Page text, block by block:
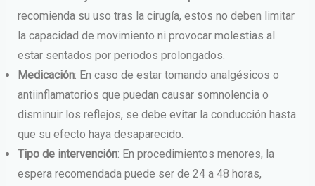
recomienda su uso tras la cirugía, estos no deben limitar
la capacidad de movimiento ni provocar molestias al
estar sentados por periodos prolongados.
Medicación: En caso de estar tomando analgésicos o
antiinflamatorios que puedan causar somnolencia o
disminuir los reflejos, se debe evitar la conducción hasta
que su efecto haya desaparecido.
Tipo de intervención: En procedimientos menores, la
espera recomendada puede ser de 24 a 48 horas,